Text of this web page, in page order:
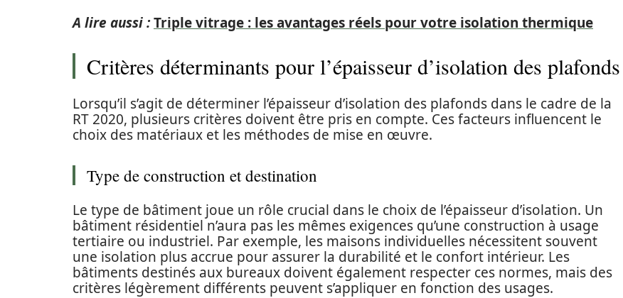
A lire aussi :Triple vitrage : les avantages réels pour votre isolation thermique
Critères déterminants pour l’épaisseur d’isolation des plafonds
Lorsqu’il s’agit de déterminer l’épaisseur d’isolation des plafonds dans le cadre de la
RT 2020, plusieurs critères doivent être pris en compte. Ces facteurs influencent le
choix des matériaux et les méthodes de mise en œuvre.
Type de construction et destination
Le type de bâtiment joue un rôle crucial dans le choix de l’épaisseur d’isolation. Un
bâtiment résidentiel n’aura pas les mêmes exigences qu’une construction à usage
tertiaire ou industriel. Par exemple, les maisons individuelles nécessitent souvent
une isolation plus accrue pour assurer la durabilité et le confort intérieur. Les
bâtiments destinés aux bureaux doivent également respecter ces normes, mais des
critères légèrement différents peuvent s’appliquer en fonction des usages.